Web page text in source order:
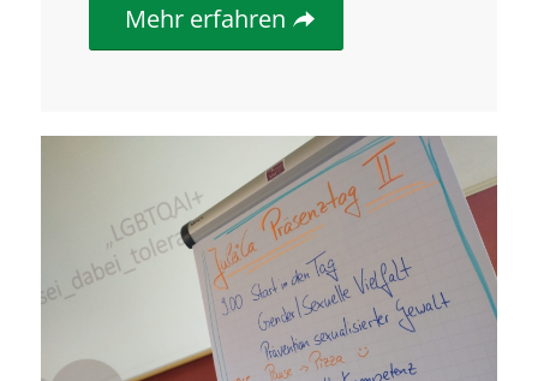
Mehr erfahren